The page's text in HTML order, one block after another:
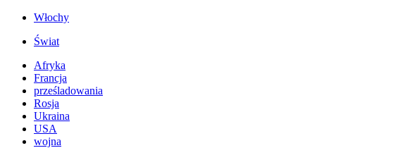
Włochy
Świat
Afryka
Francja
prześladowania
Rosja
Ukraina
USA
wojna